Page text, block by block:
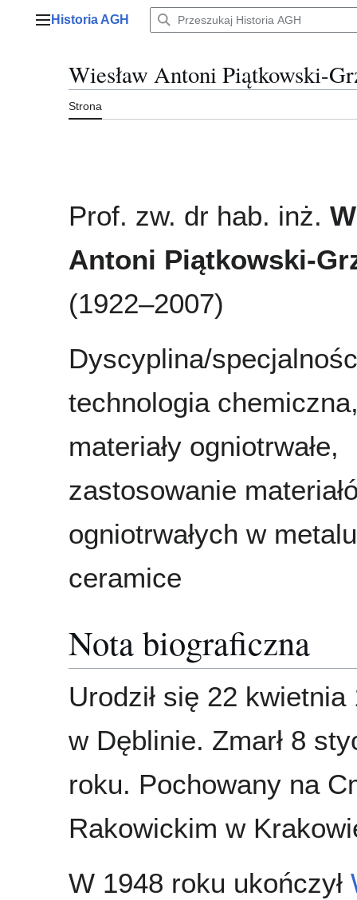
Menu główne
Historia AGH
Wiesław Antoni Piątkowski-
Strona
Prof. zw. dr hab. inż.
Antoni Piątkowski-
(1922–2007)
Dyscyplina/
technologia
materiały ogniotrwałe,
zastosowanie
ogniotrwałych w
ceramice
Nota biograficzna
Urodził się 22
w Dęblinie. Zmarł 8
roku. Pochowany na
Rakowickim w
W 1948 roku ukończył